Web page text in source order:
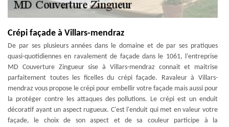
Crépi façade à Villars-mendraz
De par ses plusieurs années dans le domaine et de par ses pratiques
quasi-quotidiennes en ravalement de façade dans le 1061, l’entreprise
MD Couverture Zingueur sise à Villars-mendraz connait et maitrise
parfaitement toutes les ficelles du crépi façade. Ravaleur à Villars-
mendraz vous propose le crépi pour embellir votre façade mais aussi pour
la protéger contre les attaques des pollutions. Le crépi est un enduit
décoratif ayant un aspect rugueux. C'est l'enduit qui met en valeur votre
façade, le choix de son aspect et de sa couleur participe à la